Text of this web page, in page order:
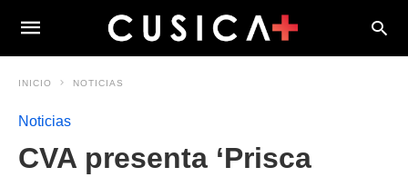
INICIO NOTICIAS
Noticias
CVA presenta ‘Prisca